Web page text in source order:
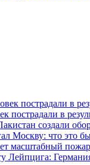
пострадали в
создали
Москву: что это
масштабный пожар
Лейпцига: